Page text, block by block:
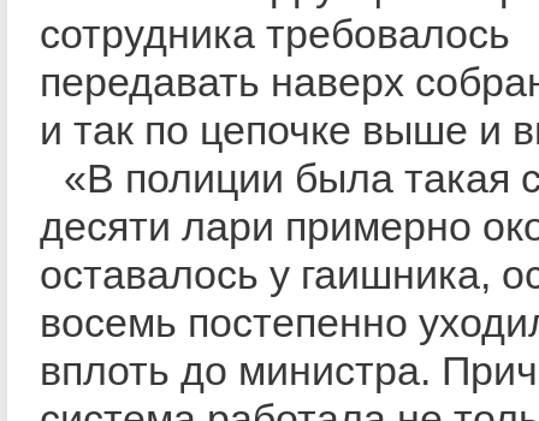
сотрудника требовалось
передавать наверх
и так по цепочке выше и
«В полиции была такая
десяти лари примерно
оставалось у гаишника,
восемь постепенно
вплоть до министра.